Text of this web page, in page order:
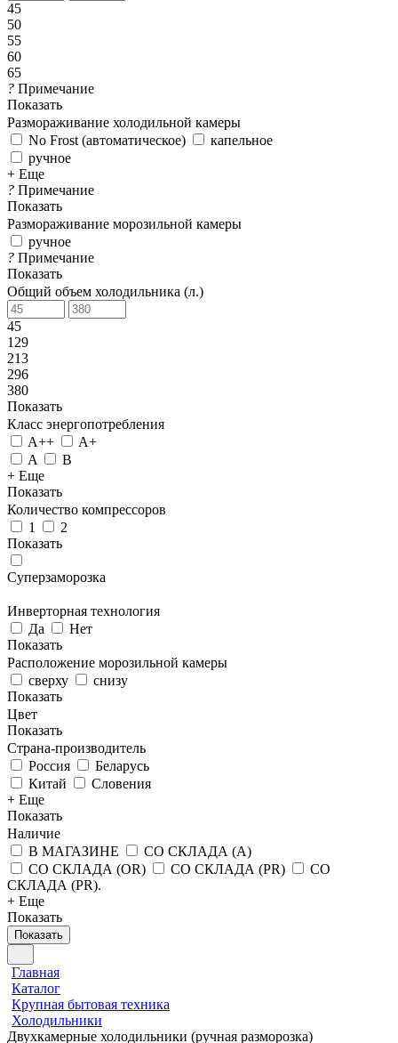
45
50
55
60
65
? Примечание
Показать
Размораживание холодильной камеры
No Frost (автоматическое)
капельное
ручное
+ Еще
? Примечание
Показать
Размораживание морозильной камеры
ручное
? Примечание
Показать
Общий объем холодильника (л.)
45
129
213
296
380
Показать
Класс энергопотребления
A++
A+
A
B
+ Еще
Показать
Количество компрессоров
1
2
Показать
Суперзаморозка
Инверторная технология
Да
Нет
Показать
Расположение морозильной камеры
сверху
снизу
Показать
Цвет
Показать
Страна-производитель
Россия
Беларусь
Китай
Словения
+ Еще
Показать
Наличие
В МАГАЗИНЕ
СО СКЛАДА (A)
СО СКЛАДА (OR)
СО СКЛАДА (PR)
СО
СКЛАДА (PR).
+ Еще
Показать
Показать
Главная
Каталог
Крупная бытовая техника
Холодильники
Двухкамерные холодильники (ручная разморозка)